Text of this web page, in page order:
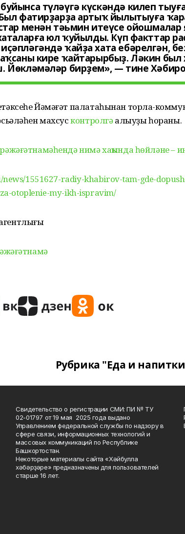
түләүгә күскәндә килеп
фатирҙарҙа артыҡ йылытыуға
менән тәьмин итеүсе ойошмалар
юл ҡуйылды. Күп факттар
ҡайҙа хата ебәрелгән,
кире ҡайтарырбыҙ. Ләкин был
Йөкләмәләр бирҙем», — тине
Йәмәғәт палатаһынан торлаҡ-
махсусконтролгәалыуҙы һораны.
нимә хаҡында һөйләне –
1551627-radiy-khabirov-tam-gde-
otoplenie-my-ikh-ispravim/
Рубрика "Еда и
Свидетельство о регистрации СМИ: ПИ № ТУ
02-01797 от 19 мая 2025 года выдано
Управлением федеральной службы по надзору в
сфере связи, информационных технологий и
массовых коммуникаций по Республике
Башкортостан.
Некоторые материалы сайта «Хәйбулла
хәбәрҙәре» предназначены для пользователей
старше 16 лет.